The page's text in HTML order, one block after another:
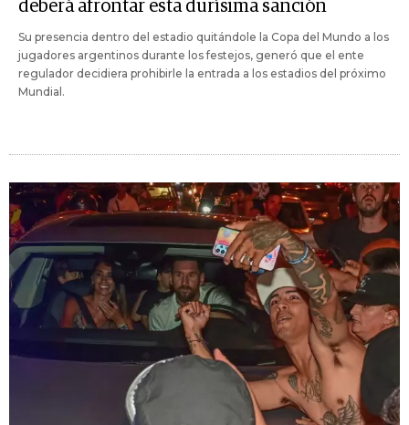
deberá afrontar esta durísima sanción
Su presencia dentro del estadio quitándole la Copa del Mundo a los
jugadores argentinos durante los festejos, generó que el ente
regulador decidiera prohibirle la entrada a los estadios del próximo
Mundial.